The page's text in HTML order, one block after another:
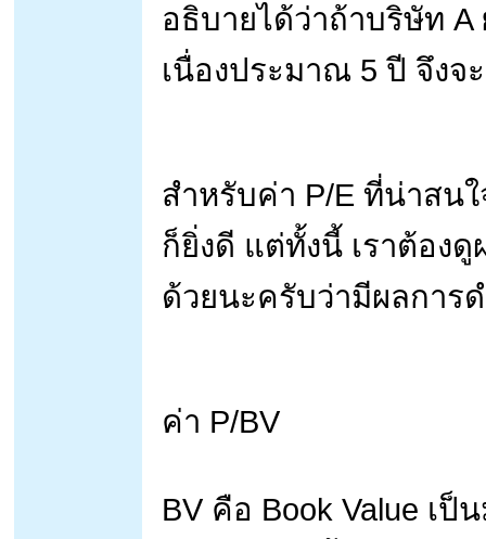
อธิบายได้ว่าถ้าบริษัท
เนื่องประมาณ 5 ปี จึง
สำหรับค่า P/E ที่น่าสน
ก็ยิ่งดี แต่ทั้งนี้ เราต้อง
ด้วยนะครับว่ามีผลการ
ค่า P/BV
BV คือ Book Value เ